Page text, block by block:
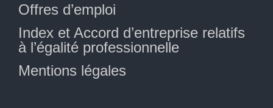
Offres d’emploi
Index et Accord d’entreprise relatifs
à l’égalité professionnelle
Mentions légales